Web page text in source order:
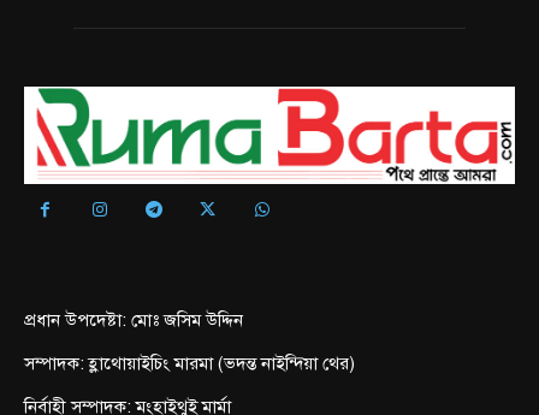
প্রধান উপদেষ্টা: মোঃ জসিম উদ্দিন
সম্পাদক: হ্লাথোয়াইচিং মারমা (ভদন্ত নাইন্দিয়া থের)
নির্বাহী সম্পাদক: মংহাইথুই মার্মা